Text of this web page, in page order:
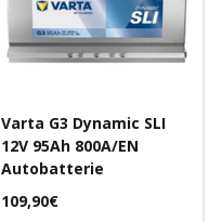
Varta G3 Dynamic SLI
12V 95Ah 800A/EN
Autobatterie
Angebotspreis
109,90€